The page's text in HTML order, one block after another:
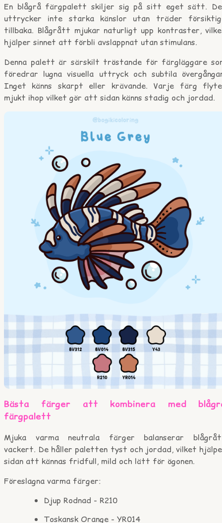
En blågrå färgpalett skiljer sig på sitt eget sätt.
uttrycker inte starka känslor utan träder
tillbaka. Blågrått mjukar naturligt upp kontraster,
hjälper sinnet att förbli avslappnat utan stimulans.
Denna palett är särskilt tröstande för färgläggare
föredrar lugna visuella uttryck och subtila
Inget känns skarpt eller krävande. Varje färg
mjukt ihop vilket gör att sidan känns stadig och jordad.
Bästa färger att kombinera med
färgpalett
Mjuka varma neutrala färger balanserar
vackert. De håller paletten tyst och jordad, vilket
sidan att kännas fridfull, mild och lätt för ögonen.
Föreslagna varma färger:
Djup Rodnad - R210
Toskansk Orange - YR014